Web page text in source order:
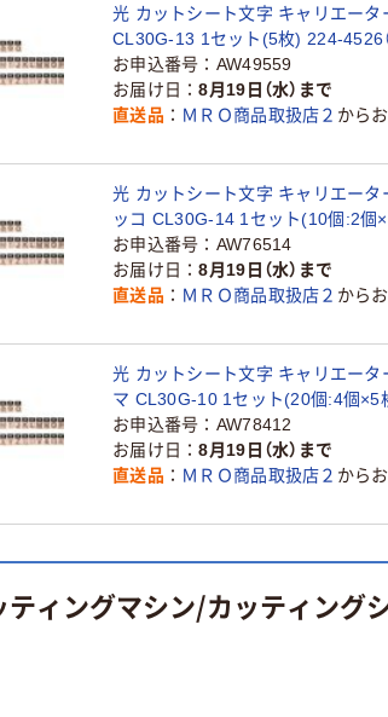
光 カットシート文字 キャリエータ
CL30G-13 1セット(5枚) 224-4526（
お申込番号
AW49559
お届け日
8月19日（水）まで
直送品
ＭＲＯ商品取扱店２ から
光 カットシート文字 キャリエータ
ッコ CL30G-14 1セット(10個:2個
224-1461（直送品）
お申込番号
AW76514
お届け日
8月19日（水）まで
直送品
ＭＲＯ商品取扱店２ から
光 カットシート文字 キャリエータ
マ CL30G-10 1セット(20個:4個×5
9806（直送品）
お申込番号
AW78412
お届け日
8月19日（水）まで
直送品
ＭＲＯ商品取扱店２ から
ティングマシン/カッティング